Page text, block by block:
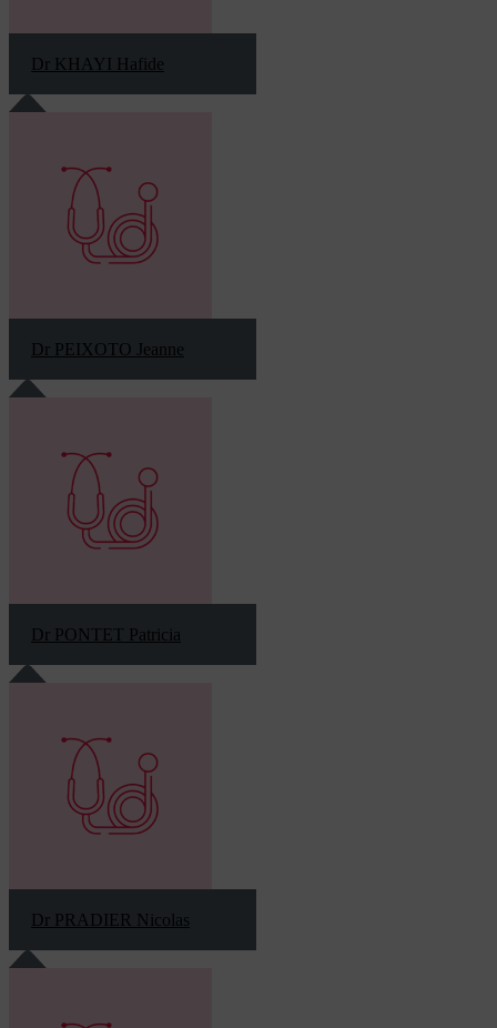
Dr KHAYI Hafide
Dr PEIXOTO Jeanne
Dr PONTET Patricia
Dr PRADIER Nicolas